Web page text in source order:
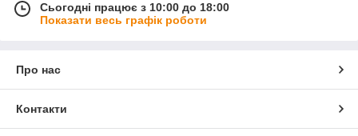
Сьогодні працює з 10:00 до 18:00
Показати весь графік роботи
Про нас
Контакти